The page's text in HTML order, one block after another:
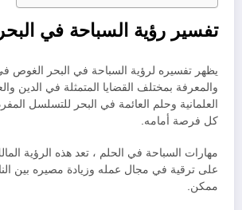
تفسير رؤية السباحة في البحر
يظهر تفسيره لرؤية السباحة في البحر الغوص
والمعرفة بمختلف القضايا المتمثلة في الدين
العلمانية وحلم العائمة في البحر للتسلسل
كل فرصة أمامه.
مهارات السباحة في الحلم ، تعد هذه الرؤية
على ترقية في مجال عمله وزيادة مصيره بين
ممكن.